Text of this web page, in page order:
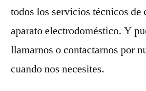
todos los servicios técnicos de
aparato electrodoméstico. Y
llamarnos o contactarnos por
cuando nos necesites.